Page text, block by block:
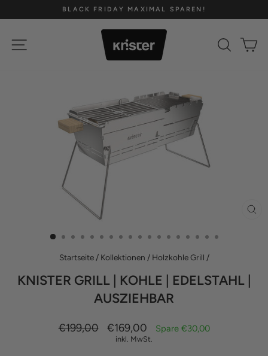
Pause
Diashow
BLACK FRIDAY MAXIMAL SPAREN!
SEITENNAVIGATION
Startseite / Kollektionen / Holzkohle Grill /
KNISTER GRILL | KOHLE | EDELSTAHL |
AUSZIEHBAR
Normaler
€199,00 Sonderpreis
€169,00 Spare €30,00
inkl. MwSt.